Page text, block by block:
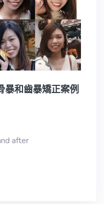
暴和齒暴矯正案例
after